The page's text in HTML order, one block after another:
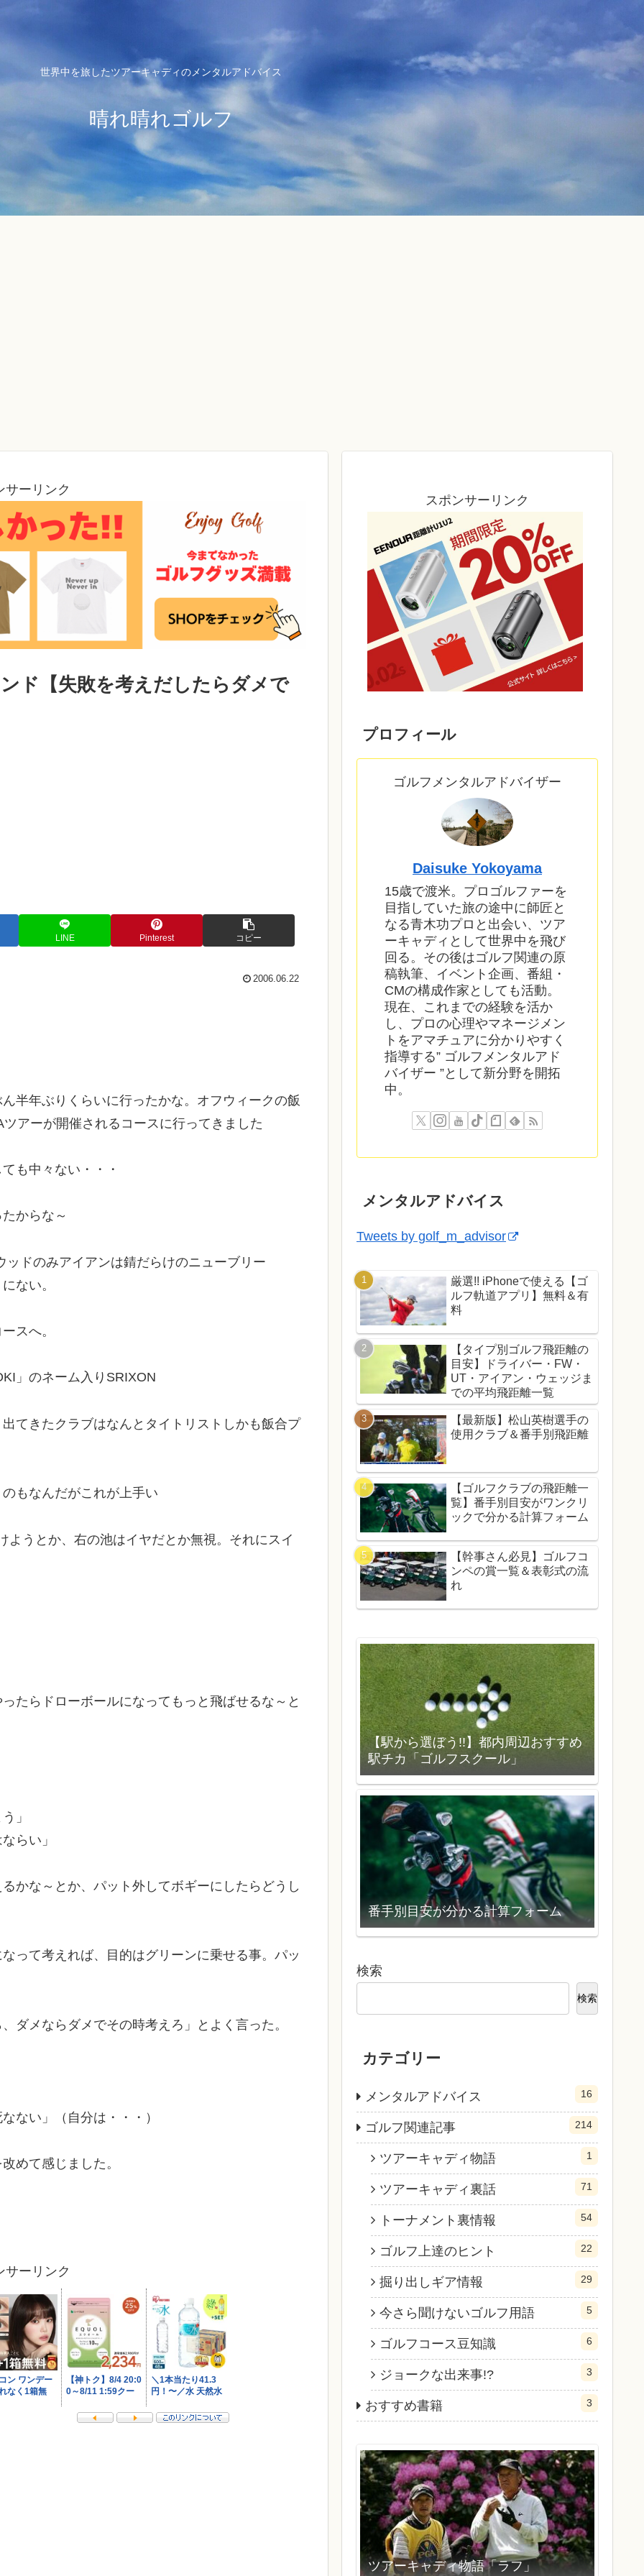
世界中を旅したツアーキャディのメンタルアドバイス
晴れ晴れゴルフ
サーリンク
ド【失敗を考えだしたらダメで
LINE Pinterest コピー
2006.06.22
半年ぶりくらいに行ったかな。オフウィークの飯
アーが開催されるコースに行ってきました
も中々ない・・・
からな～
ッドのみアイアンは錆だらけのニューブリー
ない。
スへ。
」のネーム入りSRIXON
てきたクラブはなんとタイトリスト しかも飯合プ
もなんだがこれが上手い
うとか、右の池はイヤだとか無視。それにスイ
たらドローボールになってもっと飛ばせるな～と
」
らい」
かな～とか、パット外してボギーにしたらどうし
って考えれば、目的はグリーンに乗せる事。パッ
ダメならダメでその時考えろ」とよく言った。
ない」（自分は・・・ ）
めて感じました。
サーリンク
スポンサーリンク
プロフィール
ゴルフメンタルアドバイザー
Daisuke Yokoyama
15歳で渡米。プロゴルファーを
目指していた旅の途中に師匠と
なる青木功プロと出会い、ツア
ーキャディとして世界中を飛び
回る。その後はゴルフ関連の原
稿執筆、イベント企画、番組・
CMの構成作家としても活動。
現在、これまでの経験を活か
し、プロの心理やマネージメン
トをアマチュアに分かりやすく
指導する” ゴルフメンタルアド
バイザー ”として新分野を開拓
中。
メンタルアドバイス
Tweets by golf_m_advisor
厳選!! iPhoneで使える【ゴ
ルフ軌道アプリ】無料＆有
料
【タイプ別ゴルフ飛距離の
目安】ドライバー・FW・
UT・アイアン・ウェッジま
での平均飛距離一覧
【最新版】松山英樹選手の
使用クラブ＆番手別飛距離
【ゴルフクラブの飛距離一
覧】番手別目安がワンクリ
ックで分かる計算フォーム
【幹事さん必見】ゴルフコ
ンペの賞一覧＆表彰式の流
れ
【駅から選ぼう!!】都内周辺おすすめ
駅チカ「ゴルフスクール」
番手別目安が分かる計算フォーム
検索
検索
カテゴリー
メンタルアドバイス 16
ゴルフ関連記事 214
ツアーキャディ物語 1
ツアーキャディ裏話 71
トーナメント裏情報 54
ゴルフ上達のヒント 22
掘り出しギア情報 29
今さら聞けないゴルフ用語 5
ゴルフコース豆知識 6
ジョークな出来事!? 3
おすすめ書籍 3
ツアーキャディ物語「ラフ」